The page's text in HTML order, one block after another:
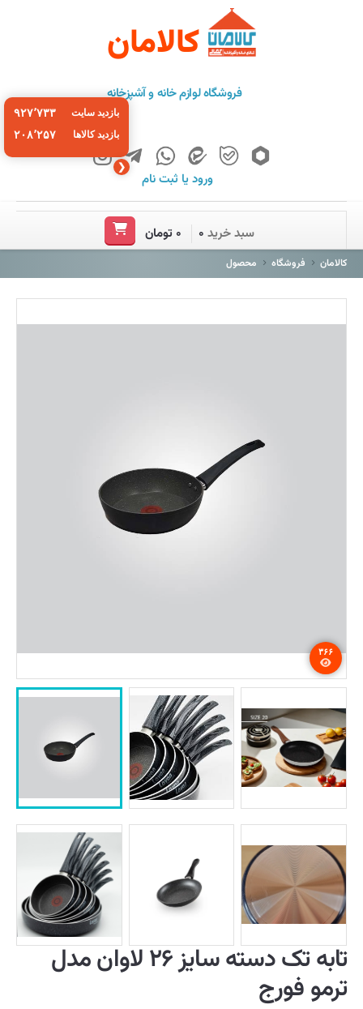
کالامان
فروشگاه لوازم خانه و آشپزخانه
ورودیا ثبت نام
فروشگاه
باشگاه مشتریان
سبد خرید ۰ ۰ تومان
کالامان فروشگاه محصول
۳۶۶
تابه تک دسته سایز ۲۶ لاوان مدل
ترمو فورج
❮
بازدید سایت ۹۲۷٬۷۳۳
بازدید کالاها ۲۰۸٬۲۵۷